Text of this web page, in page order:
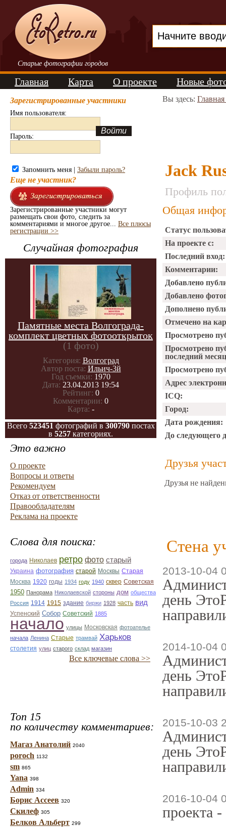
Старые фотографии городов
Главная Карта О проекте Новые
Зарегистрированные участники
Имя пользователя:
Пароль:
Запомнить меня | Забыли пароль?
Еще не участник?
Зарегистрированные участники могут
размещать свои фото, следить за
комментариями и многое другое... Все плюсы
регистрации >>
Случайная фотография
Памятные места Волгограда-
комплект цветных фотооткрыток
(1 фото)
Категория: Волгоград
Автор поста: Ильич-3й
Год съемки: 1970
Дата: 23.04.2013 19:54
Рейтинг: 0
Комментарии: 0
Карта: -
Всего 523451 фотографий в 300790постах
в 5257 категориях.
Это важно
О проекте
Вопросы и ответы
Рекомендуем
Отказ от ответственности
Правообладателям
Реклама на проекте
Слова для поиска:
города Николаев ретро фото старый
Украина фотография старой Москвы Старая
Москва 1920 годы 1934 году 1940 сквер Советская
1950 Панорама Николаевской стороны дом общества
Россия 1914 1915 здание биржи 1928 часть вид
Успенский Собор Советский 1885
начало улицы Московская фотоателье
начала Ленина Старые трамвай Харьков
столетия улиц старого склад магазин
Все ключевые слова >>
Топ 15
по количеству комментариев:
Магаз Анатолий 2040
poroch 1132
sm 865
Yana 398
Admin 334
Борис Ассеев 320
Скилеф 305
Белков Альберт 299
Вы здесь:
Jack
Профиль
Общая
Статус
На проекте с:
Последний вход:
Комментарии:
Добавлено
Добавлено
Дополнено
Отмечено на
Просмотрено
Просмотрено
последний
Просмотрено
Адрес
ICQ:
Город:
Дата рождения:
До следующего
Друзья
Друзья не
Стена
2013-10-04
день
2014-10-04
день
2015-10-03
день
2016-10-04
проекта